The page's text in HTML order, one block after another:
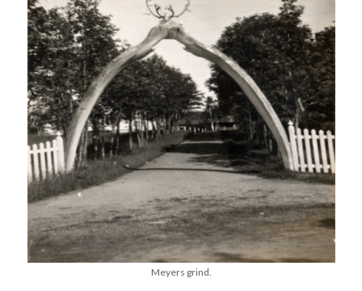
Meyers grind.